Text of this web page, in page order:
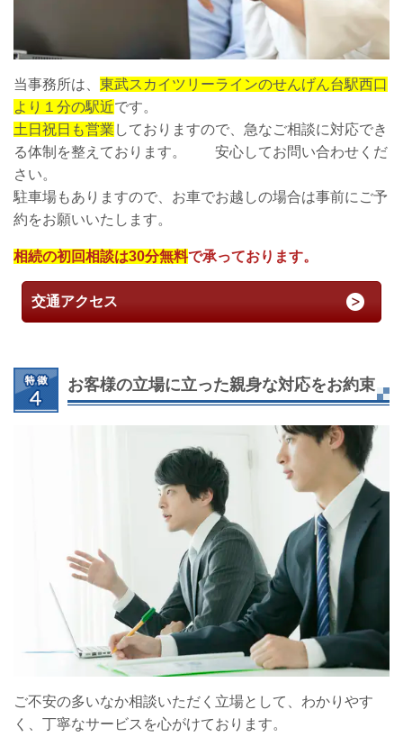
当事務所は、 東武スカイツリーラインのせんげん台駅西口
より１分の駅近です。
土日祝日も営業 しておりますので、急なご相談に対応でき
る体制を整えております。 安心してお問い合わせくだ
さい。
駐車場もありますので、お車でお越しの場合は事前にご予
約をお願いいたします。
相続の初回相談は30分無料で承っております。
交通アクセス
お客様の立場に立った親身な対応をお約束
ご不安の多いなか相談いただく立場として、わかりやす
く、丁寧なサービスを心がけております。